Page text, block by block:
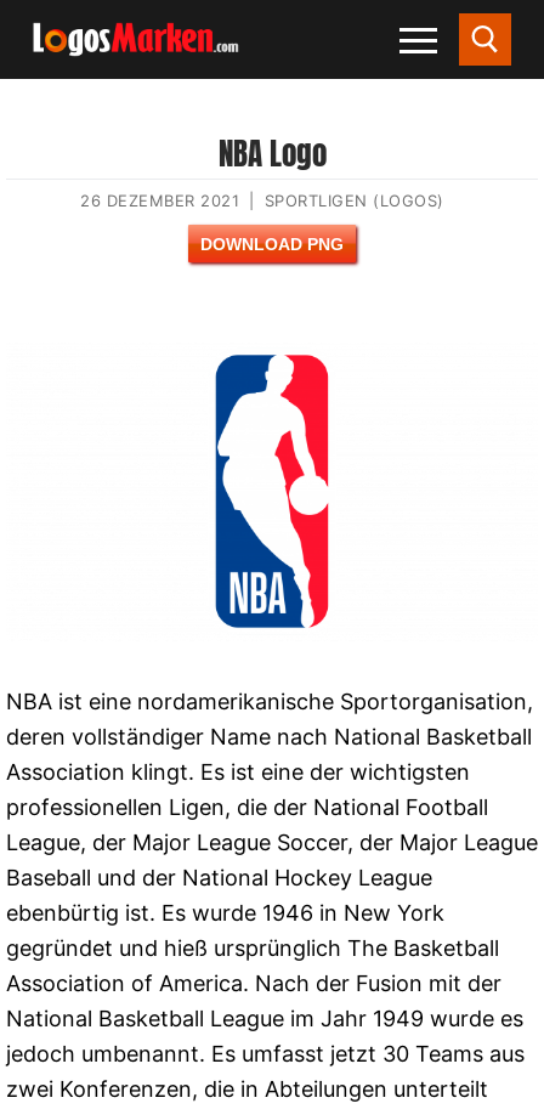
NBA Logo
26 DEZEMBER 2021 SPORTLIGEN (LOGOS)
DOWNLOAD PNG
NBA ist eine nordamerikanische Sportorganisation,
deren vollständiger Name nach National Basketball
Association klingt. Es ist eine der wichtigsten
professionellen Ligen, die der National Football
League, der Major League Soccer, der Major League
Baseball und der National Hockey League
ebenbürtig ist. Es wurde 1946 in New York
gegründet und hieß ursprünglich The Basketball
Association of America. Nach der Fusion mit der
National Basketball League im Jahr 1949 wurde es
jedoch umbenannt. Es umfasst jetzt 30 Teams aus
zwei Konferenzen, die in Abteilungen unterteilt